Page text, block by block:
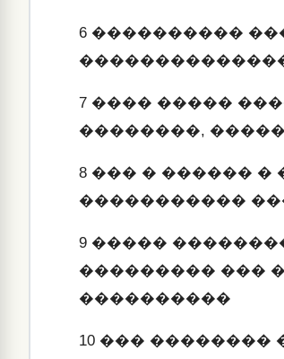
6 ����������
7 ���� �����
��������,
8 ��� � ������ �
�����������
9 �����
��������� ���
����������
10 ��� ��������